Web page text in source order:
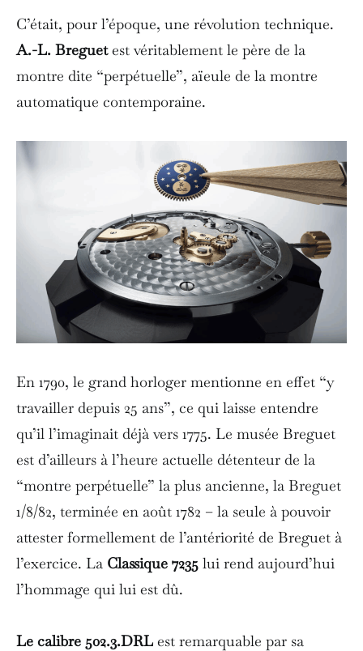
C’était, pour l’époque, une révolution technique.
A.-L. Breguetest véritablement le père de la
montre dite “perpétuelle”, aïeule de la montre
automatique contemporaine.
En 1790, le grand horloger mentionne en effet “y
travailler depuis 25 ans”, ce qui laisse entendre
qu’il l’imaginait déjà vers 1775. Le musée Breguet
est d’ailleurs à l’heure actuelle détenteur de la
“montre perpétuelle” la plus ancienne, la Breguet
1/8/82, terminée en août 1782 – la seule à pouvoir
attester formellement de l’antériorité de Breguet à
l’exercice. La Classique 7235 lui rend aujourd’hui
l’hommage qui lui est dû.
Le calibre 502.3.DRL est remarquable par sa